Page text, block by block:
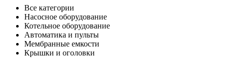
Все категории
Насосное оборудование
Котельное оборудование
Автоматика и пульты
Мембранные емкости
Крышки и оголовки